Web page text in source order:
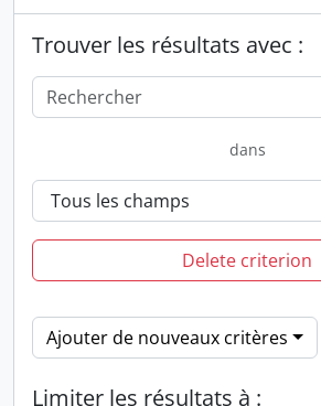
Trouver les résultats avec :
dans
Delete criterion
Ajouter de nouveaux critères
Limiter les résultats à :